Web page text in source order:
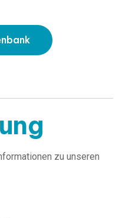
zu unseren